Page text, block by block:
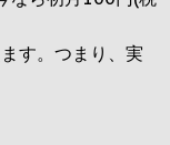
す。つまり、実